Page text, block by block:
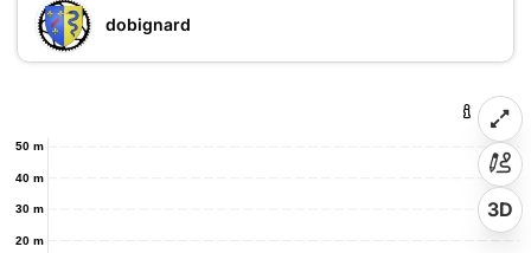
dobignard
20 m
30 m
40 m
50 m
3D